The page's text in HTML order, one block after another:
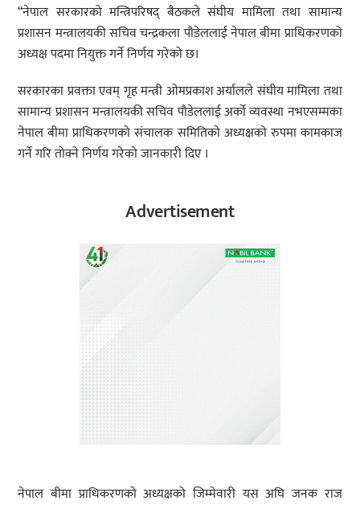
“नेपाल सरकारको मन्त्रिपरिषद् बैठकले संघीय मामिला तथा सामान्य
प्रशासन मन्त्रालयकी सचिव चन्द्रकला पौडेललाई नेपाल बीमा प्राधिकरणको
अध्यक्ष पदमा नियुक्त गर्ने निर्णय गरेको छ।
सरकारका प्रवक्ता एवम् गृह मन्त्री ओमप्रकाश अर्यालले संघीय मामिला तथा
सामान्य प्रशासन मन्त्रालयकी सचिव पौडेललाई अर्को व्यवस्था नभएसम्मका
नेपाल बीमा प्राधिकरणको संचालक समितिको अध्यक्षको रुपमा कामकाज
गर्ने गरि तोक्ने निर्णय गरेको जानकारी दिए ।
Advertisement
नेपाल बीमा प्राधिकरणको अध्यक्षको जिम्मेवारी यस अघि जनक राज